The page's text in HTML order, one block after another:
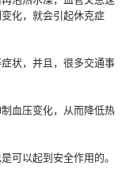
化，就会引起休克症
状，并且，很多交通事
血压变化，从而降低热
可以起到安全作用的。